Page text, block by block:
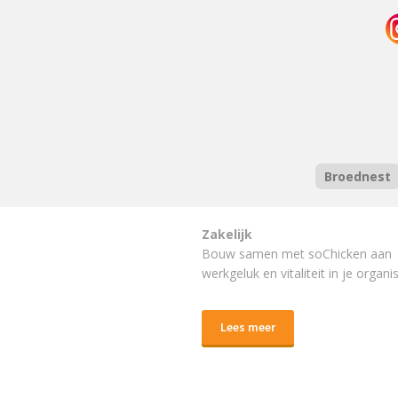
Broednest
Zakelijk
Bouw samen met soChicken aan
werkgeluk en vitaliteit in je
Lees meer